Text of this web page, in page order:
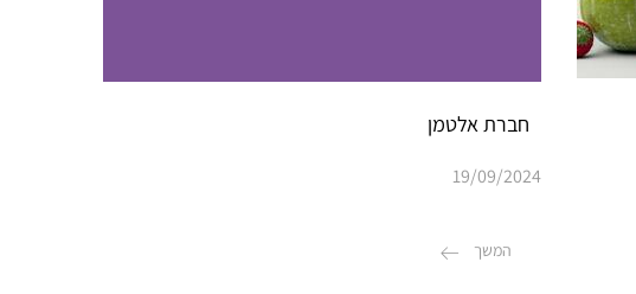
חברת אלטמן
19/09/2024
המשך